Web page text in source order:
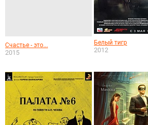
Счастье - это...
2015
Белый тигр
2012